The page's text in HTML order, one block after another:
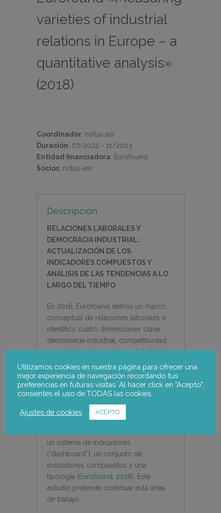
varieties of industrial
relations in Europe – a
quantitative analysis»
(2018)
Coordinador: notus-asr
Duración: 07/2022 - 11/2023
Entidad financiadora: Eurofound
Socios: notus-asr
Descripción
RELACIONES LABORALES Y
DEMOCRACIA INDUSTRIAL:
ACTUALIZACIÓN DE LOS
INDICADORES COMPUESTOS Y
ANÁLISIS DE LAS TENDENCIAS A LO
LARGO DEL TIEMPO
En 2016, Eurofound definió un marco
conceptual de relaciones laborales e
identificó cuatro dimensiones clave:
democracia industrial, competitividad
industrial, justicia social y calidad del
trabajo y del empleo (
Eurofound, 2016
Desde entonces, Notus ha estado
trabajando en varios estudios
encargados por Eurofound para aplicar
este marco y construir diferentes
herramientas para analizar los sistemas
un sistema de indicadores
(“dashboard”), un conjunto de
indicadores compuestos y una
tipología (Eurofound, 2018). Este
estudio pretende continuar esta línea
de trabajo.
Utilizamos cookies en nuestra página para ofrecer una
mejor experiencia de navegación recordando tus
preferencias en futuras visitas. Al hacer click en "Acepto",
consientes el uso de TODAS las cookies.
Ajustes de cookies ACEPTO